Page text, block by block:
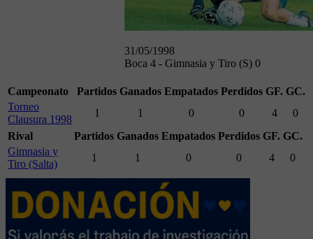
31/05/1998
Boca 4 - Gimnasia y Tiro (S) 0
Campeonato Partidos Ganados Empatados Perdidos GF. GC.
Torneo
Clausura 1998
1 1 0 0 4
0
Rival
Partidos Ganados Empatados Perdidos GF. GC.
Gimnasia y
Tiro (Salta)
1 1 0 0 4 0